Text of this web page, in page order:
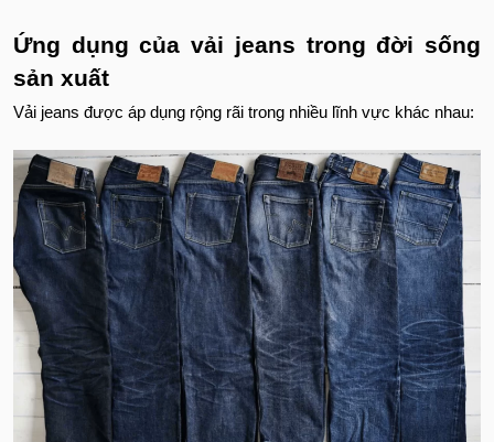
Ứng dụng của vải jeans trong đời sống
sản xuất
Vải jeans được áp dụng rộng rãi trong nhiều lĩnh vực khác nhau: